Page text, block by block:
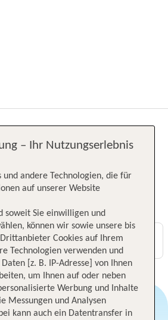
Sie
Carsten Niebuhrs Gade
24/7 TUI Service
– Ihr Nutzungserlebnis
und andere Technologien, die für
auf unserer Website
soweit Sie einwilligen und
können wir sowie unsere bis
Cookies auf Ihrem
Technologien verwenden und
[z. B. IP-Adresse] von Ihnen
um Ihnen auf oder neben
Werbung und Inhalte
Messungen und Analysen
kann auch ein Datentransfer in